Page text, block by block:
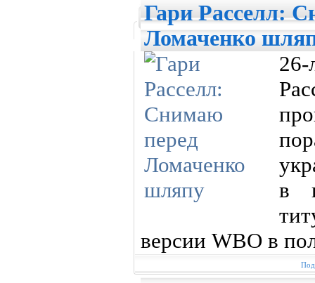
Гари Расселл:
Ломаченко
в
версии WBO в